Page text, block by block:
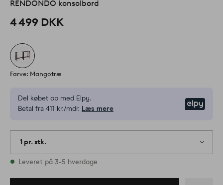
RENDONDO konsolbord
4 499 DKK
Farve: Mangotræ
Del købet op med Elpy.
Betal fra 411 kr./mdr. Læs mere
1 pr. stk.
På lager
Leveret på 3-5 hverdage